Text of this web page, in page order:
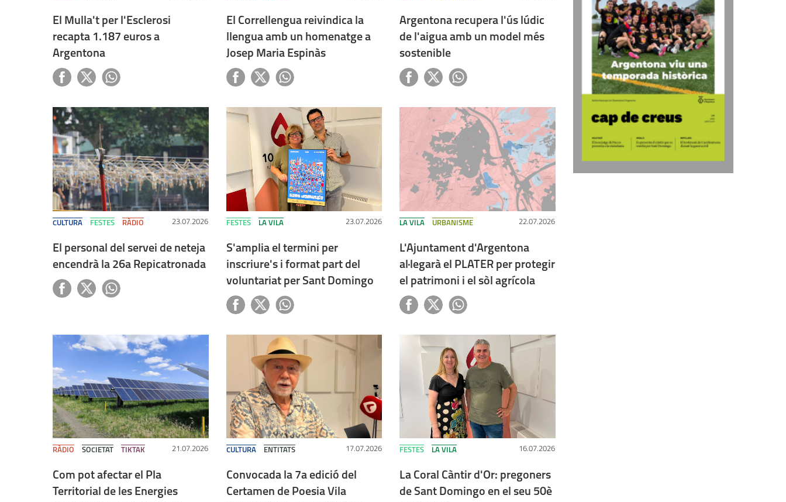
El Mulla't per l'Esclerosi
recapta 1.187 euros a
Argentona
El Correllengua reivindica la
llengua amb un homenatge a
Josep Maria Espinàs
Argentona recupera l'ús lúdic
de l'aigua amb un model més
sostenible
CULTURA FESTES RÀDIO 23.07.2026
El personal del servei de neteja
encendrà la 26a Repicatronada
FESTES LA VILA 23.07.2026
S'amplia el termini per
inscriure's i format part del
voluntariat per Sant Domingo
LA VILA URBANISME 22.07.2026
L'Ajuntament d'Argentona
al·legarà el PLATER per protegir
el patrimoni i el sòl agrícola
RÀDIO SOCIETAT TIKTAK 21.07.2026
Com pot afectar el Pla
Territorial de les Energies
CULTURA ENTITATS 17.07.2026
Convocada la 7a edició del
Certamen de Poesia Vila
FESTES LA VILA 16.07.2026
La Coral Càntir d'Or: pregoners
de Sant Domingo en el seu 50è